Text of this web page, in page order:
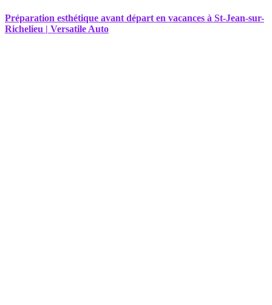
Préparation esthétique avant départ en vacances à St-Jean-sur-
Richelieu | Versatile Auto